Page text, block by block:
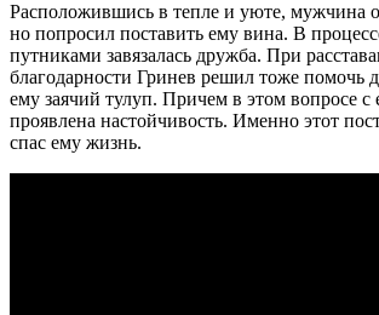
Расположившись в тепле и уюте, мужчина
но попросил поставить ему вина. В
путниками завязалась дружба. При
благодарности Гринев решил тоже помочь
ему заячий тулуп. Причем в этом вопросе с
проявлена настойчивость. Именно этот
спас ему жизнь.